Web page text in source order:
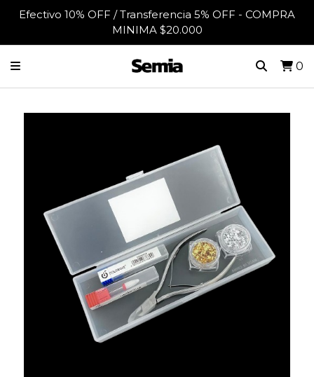
Efectivo 10% OFF / Transferencia 5% OFF - COMPRA
MINIMA $20.000
0